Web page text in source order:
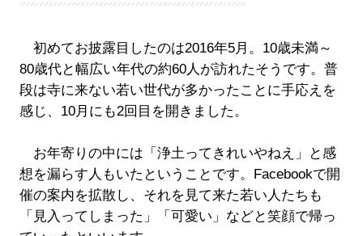
初めてお披露目したのは2016年5月。10歳未満～
80歳代と幅広い年代の約60人が訪れたそうです。普
段は寺に来ない若い世代が多かったことに手応えを
感じ、10月にも2回目を開きました。
お年寄りの中には「浄土ってきれいやねえ」と感
想を漏らす人もいたということです。Facebookで開
催の案内を拡散し、それを見て来た若い人たちも
「見入ってしまった」「可愛い」などと笑顔で帰っ